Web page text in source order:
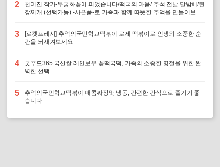
2
천미진 작가-무궁화꽃이 피었습니다/떡국의 마음/ 추석 전날 달밤에/된
장찌개 (선택가능) -사은품-로 가족과 함께 따뜻한 추억을 만들어보세
3
[로켓프레시] 추억의국민학교떡볶이 로제 떡볶이로 인생의 소중한 순
간을 되새겨보세요
4
굿푸드365 국산쌀 레인보우 꽃떡국떡, 가족의 소중한 명절을 위한 완
벽한 선택
5
추억의국민학교떡볶이 매콤짜장맛 냉동, 간편한 간식으로 즐기기 좋
습니다